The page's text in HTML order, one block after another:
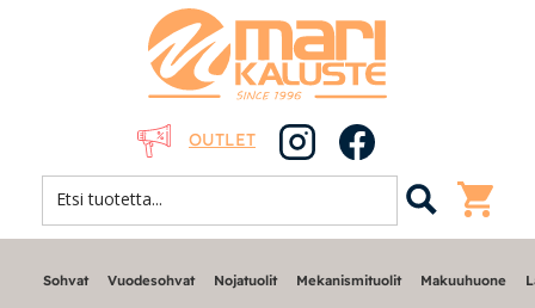
OUTLET
Sohvat Vuodesohvat Nojatuolit Mekanismituolit Makuuhuone